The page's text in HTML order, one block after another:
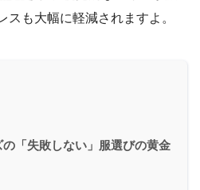
スも大幅に軽減されますよ。
「失敗しない」服選びの黄金